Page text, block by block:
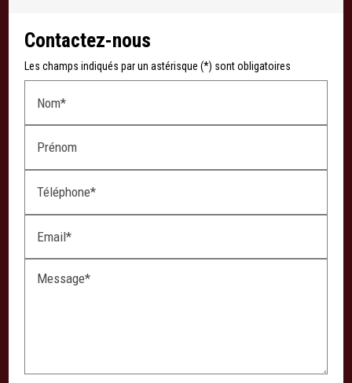
Contactez-nous
Les champs indiqués par un astérisque (*) sont obligatoires
Nom*
Prénom
Téléphone*
Email*
Message*